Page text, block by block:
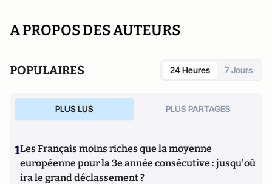
A PROPOS DES AUTEURS
POPULAIRES 24 Heures 7 Jours
PLUS LUS PLUS PARTAGES
1Les Français moins riches que la moyenne
européenne pour la 3e année consécutive : jusqu'où
ira le grand déclassement ?